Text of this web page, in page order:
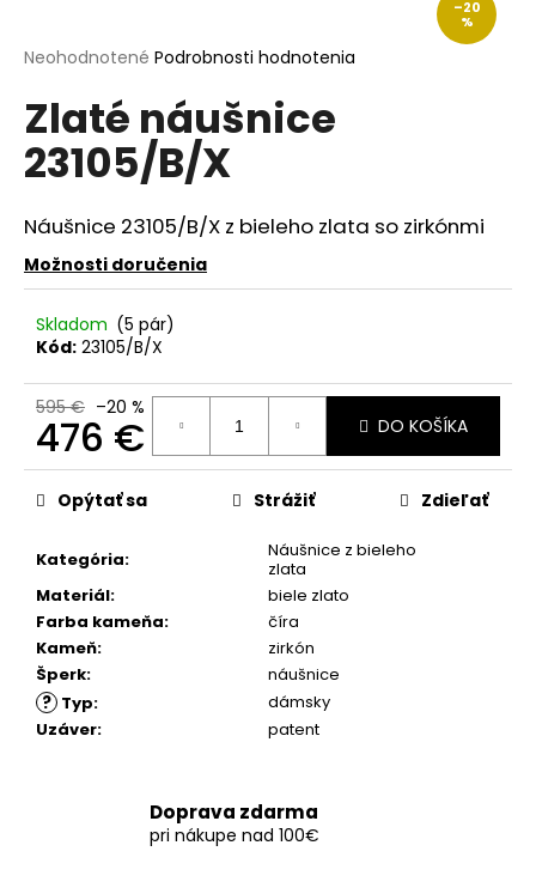
Priemerné
produktu
je
0,0
z
hviezdičiek.
Neohodnotené Podrobnosti hodnotenia
Zlaté náušnice
23105/B/X
Náušnice 23105/B/X z bieleho zlata so zirkónmi
Možnosti doručenia
Skladom (5 pár)
Kód: 23105/B/X
595 € –20 %
476 €
Jednotková
cena:
DO KOŠÍKA
Kategória:
Náušnice z bieleho
zlata
Materiál:
biele zlato
Farba kameňa:
číra
Kameň:
zirkón
Šperk: náušnice
? Typ:
dámsky
Uzáver: patent
Opýtať sa Strážiť Zdieľať
–20
%
Doprava zdarma
pri nákupe nad 100€
j
ť
?
O
d
p
o
ú
a
m
e